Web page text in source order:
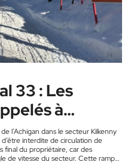
33 : Les
à
au Lac
l’Achigan dans le secteur Kilkenny
interdite de circulation de
final du propriétaire, car des
de vitesse du secteur. Cette rampe